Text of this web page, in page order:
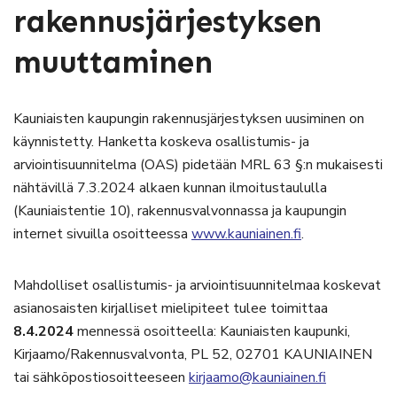
rakennusjärjestyksen
muuttaminen
Kauniaisten kaupungin rakennusjärjestyksen uusiminen on
käynnistetty. Hanketta koskeva osallistumis- ja
arviointisuunnitelma (OAS) pidetään MRL 63 §:n mukaisesti
nähtävillä 7.3.2024 alkaen kunnan ilmoitustaululla
(Kauniaistentie 10), rakennusvalvonnassa ja kaupungin
internet sivuilla osoitteessa www.kauniainen.fi.
Mahdolliset osallistumis- ja arviointisuunnitelmaa koskevat
asianosaisten kirjalliset mielipiteet tulee toimittaa
8.4.2024mennessä osoitteella: Kauniaisten kaupunki,
Kirjaamo/Rakennusvalvonta, PL 52, 02701 KAUNIAINEN
tai sähköpostiosoitteeseen kirjaamo@kauniainen.fi